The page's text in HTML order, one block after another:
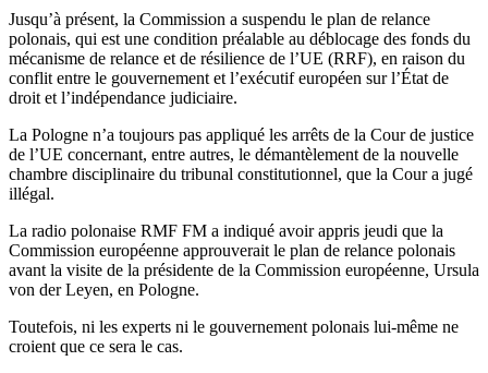
Jusqu’à présent, la Commission a suspendu le plan de relance
polonais, qui est une condition préalable au déblocage des fonds du
mécanisme de relance et de résilience de l’UE (RRF), en raison du
conflit entre le gouvernement et l’exécutif européen sur l’État de
droit et l’indépendance judiciaire.
La Pologne n’a toujours pas appliqué les arrêts de la Cour de justice
de l’UE concernant, entre autres, le démantèlement de la nouvelle
chambre disciplinaire du tribunal constitutionnel, que la Cour a jugé
illégal.
La radio polonaise RMF FM a indiqué avoir appris jeudi que la
Commission européenne approuverait le plan de relance polonais
avant la visite de la présidente de la Commission européenne, Ursula
von der Leyen, en Pologne.
Toutefois, ni les experts ni le gouvernement polonais lui-même ne
croient que ce sera le cas.